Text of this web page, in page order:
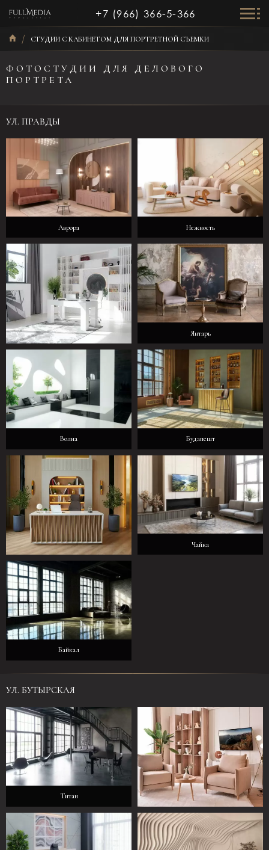
+7 (966) 366-5-366
СТУДИИ С КАБИНЕТОМ ДЛЯ ПОРТРЕТНОЙ СЪЕМКИ
ФОТОСТУДИИ ДЛЯ ДЕЛОВОГО
ПОРТРЕТА
УЛ. ПРАВДЫ
Аврора Нежность
Янтарь
Волна Будапешт
Чайка
Байкал
УЛ. БУТЫРСКАЯ
Титан
Сигма